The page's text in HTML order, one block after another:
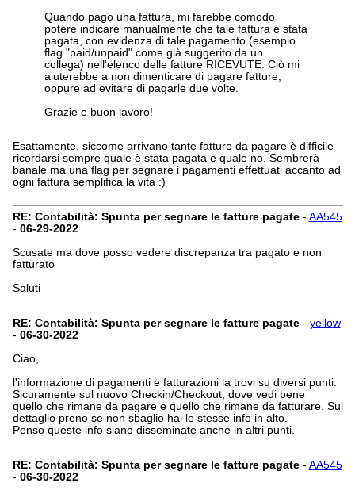
Quando pago una fattura, mi farebbe comodo
potere indicare manualmente che tale fattura è stata
pagata, con evidenza di tale pagamento (esempio
flag "paid/unpaid" come già suggerito da un
collega) nell'elenco delle fatture RICEVUTE. Ciò mi
aiuterebbe a non dimenticare di pagare fatture,
oppure ad evitare di pagarle due volte.
Grazie e buon lavoro!
Esattamente, siccome arrivano tante fatture da pagare è difficile
ricordarsi sempre quale è stata pagata e quale no. Sembrerà
banale ma una flag per segnare i pagamenti effettuati accanto ad
ogni fattura semplifica la vita :)
RE: Contabilità: Spunta per segnare le fatture pagate- AA545
- 06-29-2022
Scusate ma dove posso vedere discrepanza tra pagato e non
fatturato
Saluti
RE: Contabilità: Spunta per segnare le fatture pagate- yellow
- 06-30-2022
Ciao,
l'informazione di pagamenti e fatturazioni la trovi su diversi punti.
Sicuramente sul nuovo Checkin/Checkout, dove vedi bene
quello che rimane da pagare e quello che rimane da fatturare. Sul
dettaglio preno se non sbaglio hai le stesse info in alto.
Penso queste info siano disseminate anche in altri punti.
RE: Contabilità: Spunta per segnare le fatture pagate- AA545
- 06-30-2022